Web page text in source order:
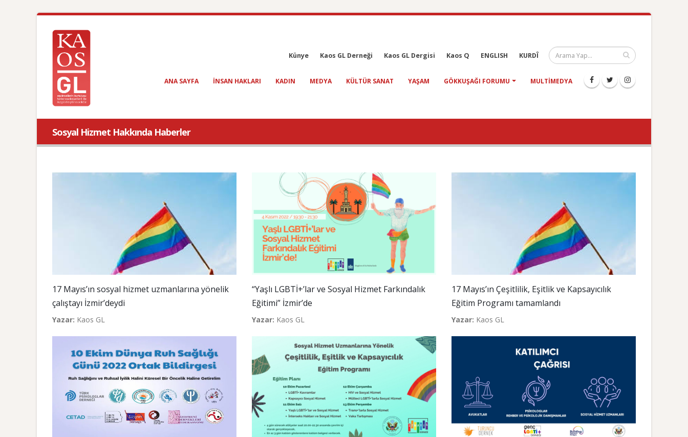
Künye Kaos GL Derneği Kaos GL Dergisi Kaos Q ENGLISH KURDÎ
ANA SAYFA INSAN HAKLARI KADIN MEDYA KÜLTÜR SANAT YAŞAM GÖKKUŞAĞI FORUMU MULTIMEDYA
Sosyal Hizmet Hakkında Haberler
17 Mayıs’ın sosyal hizmet uzmanlarına yönelik
çalıştayı İzmir’deydi
Yazar: Kaos GL
“Yaşlı LGBTİ+’lar ve Sosyal Hizmet Farkındalık
Eğitimi” İzmir’de
Yazar: Kaos GL
17 Mayıs’ın Çeşitlilik, Eşitlik ve Kapsayıcılık
Eğitim Programı tamamlandı
Yazar: Kaos GL